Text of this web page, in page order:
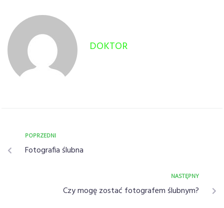
DOKTOR
POPRZEDNI
Fotografia ślubna
NASTĘPNY
Czy mogę zostać fotografem ślubnym?